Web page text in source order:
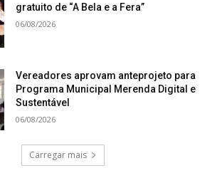
gratuito de “A Bela e a Fera”
06/08/2026
Vereadores aprovam anteprojeto para
Programa Municipal Merenda Digital e
Sustentável
06/08/2026
Carregar mais